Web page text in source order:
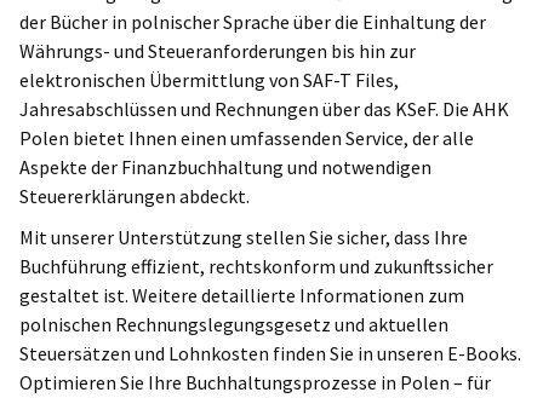
verarbeiten. Dieses staatliche System zur elektronischen
Rechnungsstellung erhöht die Transparenz und vereinfacht
die Kontrolle von Geschäftsprozessen. Die unabdingbare
Integration des KSeF in die IT-Systeme erfordert eine
Harmonisierung der Prozesse zwischen dem Unternehmen
und der bereuenden Buchhaltung
der Bücher in polnischer Sprache über die Einhaltung der
Währungs- und Steueranforderungen bis hin zur
elektronischen Übermittlung von SAF-T Files,
Jahresabschlüssen und Rechnungen über das KSeF. Die AHK
Polen bietet Ihnen einen umfassenden Service, der alle
Aspekte der Finanzbuchhaltung und notwendigen
Steuererklärungen abdeckt.
Mit unserer Unterstützung stellen Sie sicher, dass Ihre
Buchführung effizient, rechtskonform und zukunftssicher
gestaltet ist. Weitere detaillierte Informationen zum
polnischen Rechnungslegungsgesetz und aktuellen
Steuersätzen und Lohnkosten finden Sie in unseren E-Books.
Optimieren Sie Ihre Buchhaltungsprozesse in Polen – für